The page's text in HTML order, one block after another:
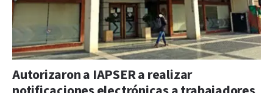
Autorizaron a IAPSER a realizar